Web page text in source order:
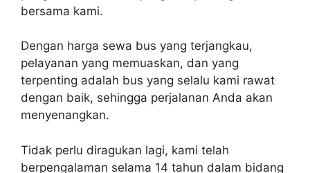
bersama kami.
Dengan harga sewa bus yang terjangkau,
pelayanan yang memuaskan, dan yang
terpenting adalah bus yang selalu kami rawat
dengan baik, sehingga perjalanan Anda akan
menyenangkan.
Tidak perlu diragukan lagi, kami telah
berpengalaman selama 14 tahun dalam bidang